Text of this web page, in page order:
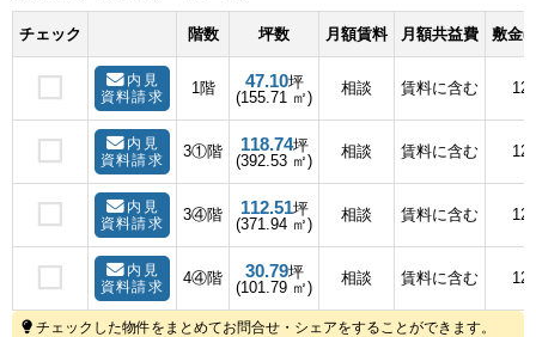
チェック 階数 坪数 月額賃料 月額共益費 敷金(
内見
資料請求
1階 47.10坪
(155.71 ㎡)
相談 賃料に含む 12
内見
資料請求
3①階 118.74坪
(392.53 ㎡)
相談 賃料に含む 12
内見
資料請求
3④階 112.51坪
(371.94 ㎡)
相談 賃料に含む 12
内見
資料請求
4④階 30.79坪
(101.79 ㎡)
相談 賃料に含む 12
チェックした物件をまとめてお問合せ・シェアをすることができます。